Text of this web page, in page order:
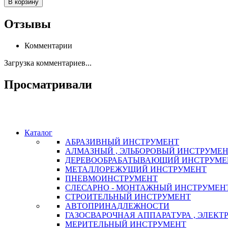
В корзину
Отзывы
Комментарии
Загрузка комментариев...
Просматривали
Каталог
АБРАЗИВНЫЙ ИНСТРУМЕНТ
АЛМАЗНЫЙ , ЭЛЬБОРОВЫЙ
ДЕРЕВООБРАБАТЫВАЮЩИЙ
МЕТАЛЛОРЕЖУЩИЙ ИНСТРУМЕНТ
ПНЕВМОИНСТРУМЕНТ
СЛЕСАРНО - МОНТАЖНЫЙ
СТРОИТЕЛЬНЫЙ ИНСТРУМЕНТ
АВТОПРИНАДЛЕЖНОСТИ
ГАЗОСВАРОЧНАЯ АППАРАТУРА ,
МЕРИТЕЛЬНЫЙ ИНСТРУМЕНТ